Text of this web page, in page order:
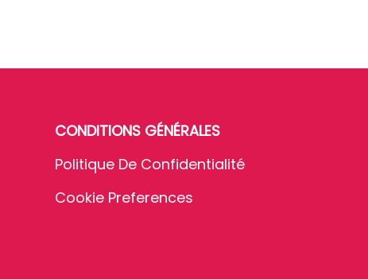
CONDITIONS GÉNÉRALES
Politique De Confidentialité
Cookie Preferences